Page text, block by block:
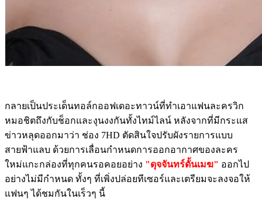
กลายเป็นประเด็นทอล์กออฟเดอะทาวน์ที่ทำเอาแฟนละครวิก
หมอชิตถึงกับช็อกและงุนงงกันทั้งไทม์ไลน์ หลังจากที่มีกระแส
ข่าวหลุดออกมาว่า ช่อง 7HD ตัดสินใจปรับผังรายการแบบ
สายฟ้าแลบ ด้วยการเลื่อนกำหนดการออกอากาศของละคร
ใหม่แกะกล่องที่ทุกคนรอคอยอย่าง "ดุจจันทร์ดั้นเมฆ" ออกไป
อย่างไม่มีกำหนด ทั้งๆ ที่เพิ่งปล่อยทีเซอร์และเตรียมจะลงจอให้
แฟนๆ ได้ชมกันในเร็วๆ นี้